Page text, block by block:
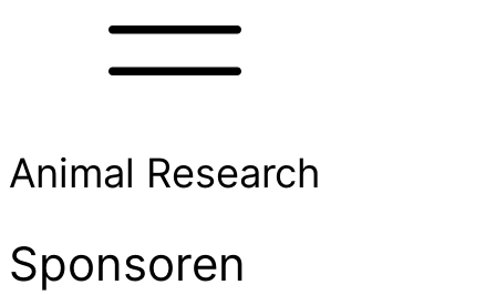
Animal Research
Sponsoren